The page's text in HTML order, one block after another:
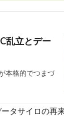
乱立とデー
本格的でつまづ
タサイロの再